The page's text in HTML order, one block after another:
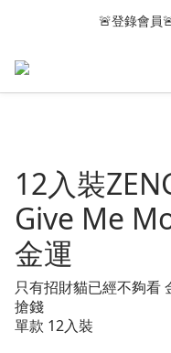
🚨登錄會員
12入裝
Give Me
金運
只有招財貓已經不夠看
搶錢
單款 12入裝